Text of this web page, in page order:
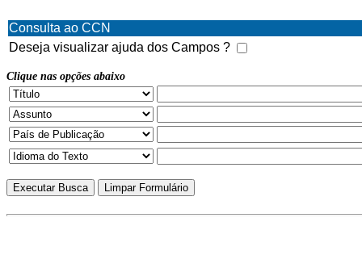
Consulta ao CCN
Deseja visualizar ajuda dos Campos ?
Clique nas opções abaixo